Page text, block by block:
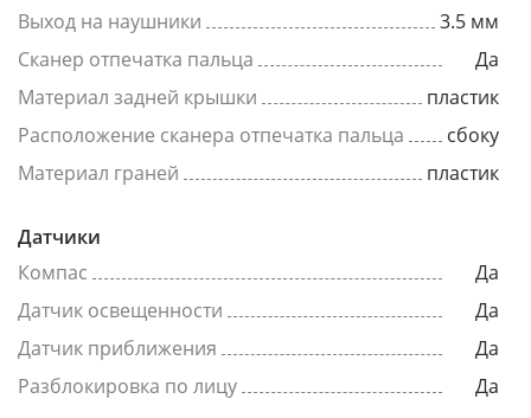
Выход на наушники
3.5 мм
Сканер отпечатка пальца
Да
Материал задней крышки
пластик
Расположение сканера отпечатка пальца
сбоку
Материал граней
пластик
Датчики
Компас
Да
Датчик освещенности
Да
Датчик приближения
Да
Разблокировка по лицу
Да